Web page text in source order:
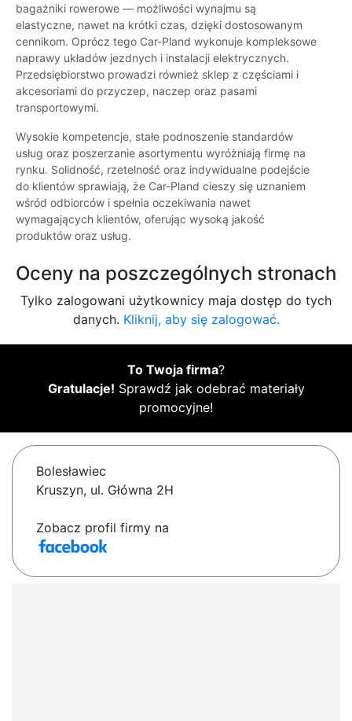
bagażniki rowerowe — możliwości wynajmu są
elastyczne, nawet na krótki czas, dzięki dostosowanym
cennikom. Oprócz tego Car-Pland wykonuje kompleksowe
naprawy układów jezdnych i instalacji elektrycznych.
Przedsiębiorstwo prowadzi również sklep z częściami i
akcesoriami do przyczep, naczep oraz pasami
transportowymi.
Wysokie kompetencje, stałe podnoszenie standardów
usług oraz poszerzanie asortymentu wyróżniają firmę na
rynku. Solidność, rzetelność oraz indywidualne podejście
do klientów sprawiają, że Car-Pland cieszy się uznaniem
wśród odbiorców i spełnia oczekiwania nawet
wymagających klientów, oferując wysoką jakość
produktów oraz usług.
Oceny na poszczególnych stronach
Tylko zalogowani użytkownicy maja dostęp do tych
danych. Kliknij, aby się zalogować.
To Twoja firma?
Gratulacje! Sprawdź jak odebrać materiały
promocyjne!
Bolesławiec
Kruszyn, ul. Główna 2H
Zobacz profil firmy na